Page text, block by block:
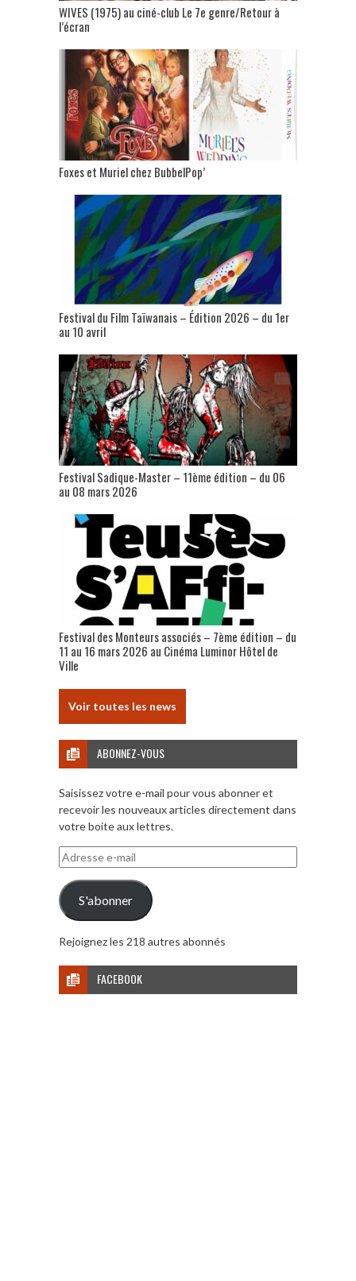
WIVES (1975) au ciné-club Le 7e genre/Retour à
l’écran
Foxes et Muriel chez BubbelPop’
Festival du Film Taïwanais – Édition 2026 – du 1er
au 10 avril
Festival Sadique-Master – 11ème édition – du 06
au 08 mars 2026
Festival des Monteurs associés – 7ème édition – du
11 au 16 mars 2026 au Cinéma Luminor Hôtel de
Ville
Voir toutes les news
ABONNEZ-VOUS
Saisissez votre e-mail pour vous abonner et
recevoir les nouveaux articles directement dans
votre boite aux lettres.
Adresse
e-
mail
S'abonner
Rejoignez les 218 autres abonnés
FACEBOOK